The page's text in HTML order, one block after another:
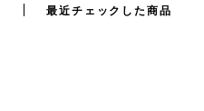
最近チェックした商品